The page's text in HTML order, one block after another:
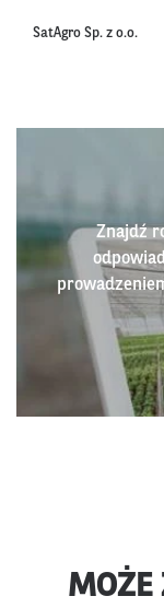
SatAgro Sp. z o.o.
Znajdź
MOŻE